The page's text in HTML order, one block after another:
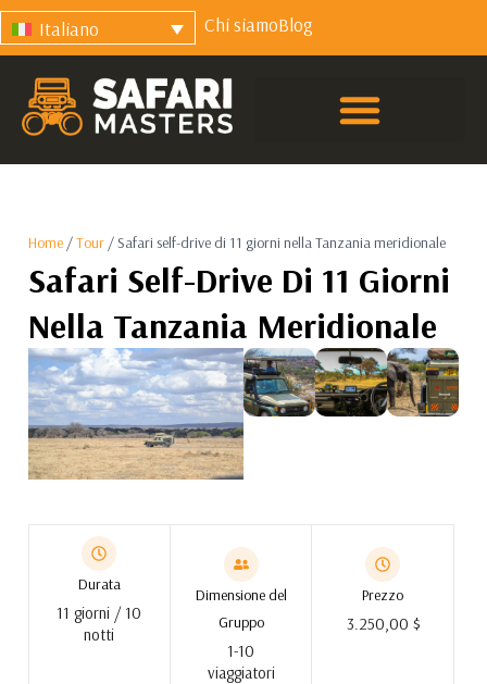
Italiano Chi siamoBlog
Home/Tour/ Safari self-drive di 11 giorni nella Tanzania meridionale
Safari Self-Drive Di 11 Giorni
Nella Tanzania Meridionale
Durata
11 giorni / 10
notti
Dimensione del
Gruppo
1-10
viaggiatori
Prezzo
3.250,00 $